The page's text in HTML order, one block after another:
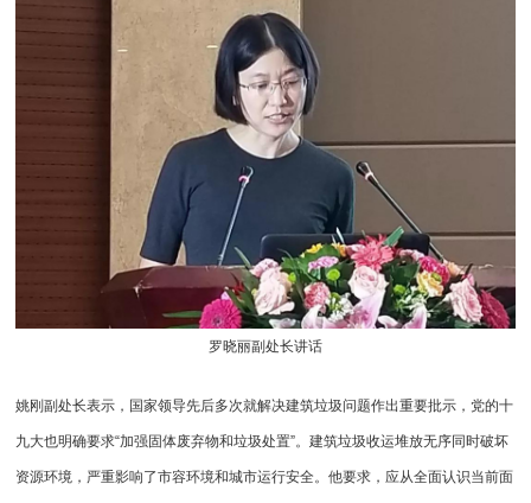
罗晓丽副处长讲话
姚刚副处长表示，国家领导先后多次就解决建筑垃圾问题作出重要批示，党的十
九大也明确要求“加强固体废弃物和垃圾处置”。建筑垃圾收运堆放无序同时破坏
资源环境，严重影响了市容环境和城市运行安全。他要求，应从全面认识当前面